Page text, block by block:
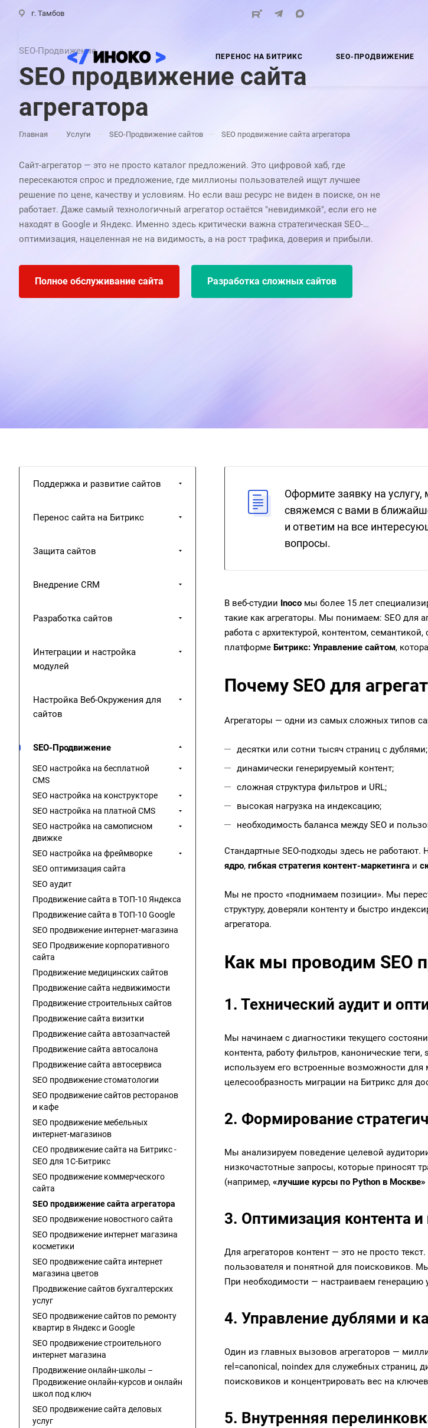
г. Тамбов
ПЕРЕНОС НА БИТРИКС SEO-ПРОДВИЖЕНИЕ
SEO-Продвижение
SEO продвижение сайта
агрегатора
Главная — Услуги — SEO-Продвижение сайтов — SEO продвижение сайта агрегатора
Сайт-агрегатор — это не просто каталог предложений. Это цифровой хаб, где
пересекаются спрос и предложение, где миллионы пользователей ищут лучшее
решение по цене, качеству и условиям. Но если ваш ресурс не виден в поиске, он не
работает. Даже самый технологичный агрегатор остаётся "невидимкой", если его не
находят в Google и Яндекс. Именно здесь критически важна стратегическая SEO-
оптимизация, нацеленная не на видимость, а на рост трафика, доверия и прибыли.
Полное обслуживание сайта Разработка сложных сайтов
Оформите заявку на услугу,
свяжемся с вами в
и ответим на все
вопросы.
В веб-студии Inoco мы более 15 лет
такие как агрегаторы. Мы понимаем: SEO для
работа с архитектурой, контентом,
платформе Битрикс: Управление сайтом,
Почему SEO для
Агрегаторы — одни из самых сложных типов
десятки или сотни тысяч страниц с дублями;
динамически генерируемый контент;
сложная структура фильтров и URL;
высокая нагрузка на индексацию;
необходимость баланса между SEO и
Стандартные SEO-подходы здесь не работают.
ядро, гибкая стратегия контент-маркетинга и
Мы не просто «поднимаем позиции». Мы
структуру, доверяли контенту и быстро
агрегатора.
Как мы проводим SEO
1. Технический аудит и
Мы начинаем с диагностики текущего
контента, работу фильтров, канонические
используем его встроенные возможности
целесообразность миграции на Битрикс для
2. Формирование
Мы анализируем поведение целевой
низкочастотные запросы, которые приносят
(например, «лучшие курсы по Python в Москве»
3. Оптимизация контента
Для агрегаторов контент — это не просто
пользователя и понятной для поисковиков.
При необходимости — настраиваем
4. Управление дублями и
Один из главных вызовов агрегаторов —
rel=canonical, noindex для служебных страниц,
поисковиков и концентрировать вес на
5. Внутренняя
Поддержка и развитие сайтов
Перенос сайта на Битрикс
Защита сайтов
Внедрение CRM
Разработка сайтов
Интеграции и настройка
модулей
Настройка Веб-Окружения для
сайтов
SEO-Продвижение
SEO настройка на бесплатной
CMS
SEO настройка на конструкторе
SEO настройка на платной CMS
SEO настройка на самописном
движке
SEO настройка на фреймворке
SEO оптимизация сайта
SEO аудит
Продвижение сайта в ТОП-10 Яндекса
Продвижение сайта в ТОП-10 Google
SEO продвижение интернет-магазина
SEO Продвижение корпоративного
сайта
Продвижение медицинских сайтов
Продвижение сайта недвижимости
Продвижение строительных сайтов
Продвижение сайта визитки
Продвижение сайта автозапчастей
Продвижение сайта автосалона
Продвижение сайта автосервиса
SEO продвижение стоматологии
SEO продвижение сайтов ресторанов
и кафе
SEO продвижение мебельных
интернет-магазинов
СЕО продвижение сайта на Битрикс -
SEO для 1C-Битрикс
SEO продвижение коммерческого
сайта
SEO продвижение сайта агрегатора
SEO продвижение новостного сайта
SEO продвижение интернет магазина
косметики
SEO продвижение сайта интернет
магазина цветов
Продвижение сайтов бухгалтерских
услуг
SEO продвижение сайтов по ремонту
квартир в Яндекс и Google
SEO продвижение строительного
интернет магазина
Продвижение онлайн-школы –
Продвижение онлайн-курсов и онлайн
школ под ключ
SEO продвижение сайта деловых
услуг